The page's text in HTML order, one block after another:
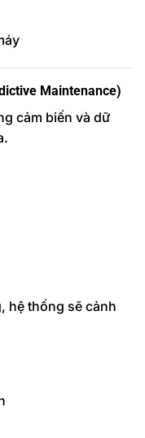
Maintenance)
cảm biến và dữ
hệ thống sẽ cảnh